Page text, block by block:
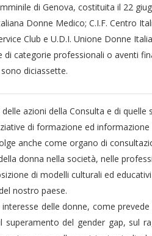
di Genova, costituita il 22
Donne Medico; C.I.F. Centro
Club e U.D.I. Unione Donne
di categorie professionali o aventi
diciassette.
azioni della Consulta e di
di formazione ed
anche come organo di
donna nella società, nelle
di modelli culturali ed
nostro paese.
interesse delle donne, come
superamento del gender gap, sul